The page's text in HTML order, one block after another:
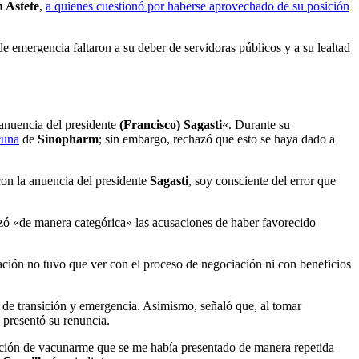
Astete, a quienes cuestionó por haberse aprovechado de su posición
faltaron a su deber de servidoras públicos y a su lealtad
del presidente (Francisco) Sagasti«. Durante su
de Sinopharm; sin embargo, rechazó que esto se haya dado a
la anuencia del presidente Sagasti, soy consciente del error que
«de manera categórica» las acusaciones de haber favorecido
no tuvo que ver con el proceso de negociación ni con beneficios
transición y emergencia. Asimismo, señaló que, al tomar
presentó su renuncia.
de vacunarme que se me había presentado de manera repetida